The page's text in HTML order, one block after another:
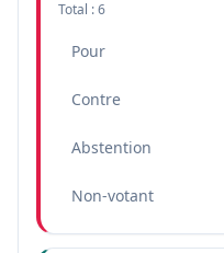
Total :6
Pour
Contre
Abstention
Non-votant